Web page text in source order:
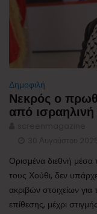
Δημοφιλή
Νεκρός ο
από
Ορισμένα διεθνή μέσα
τους Χούθι, δεν
ακριβών στοιχείων
επίθεσης, μέχρι